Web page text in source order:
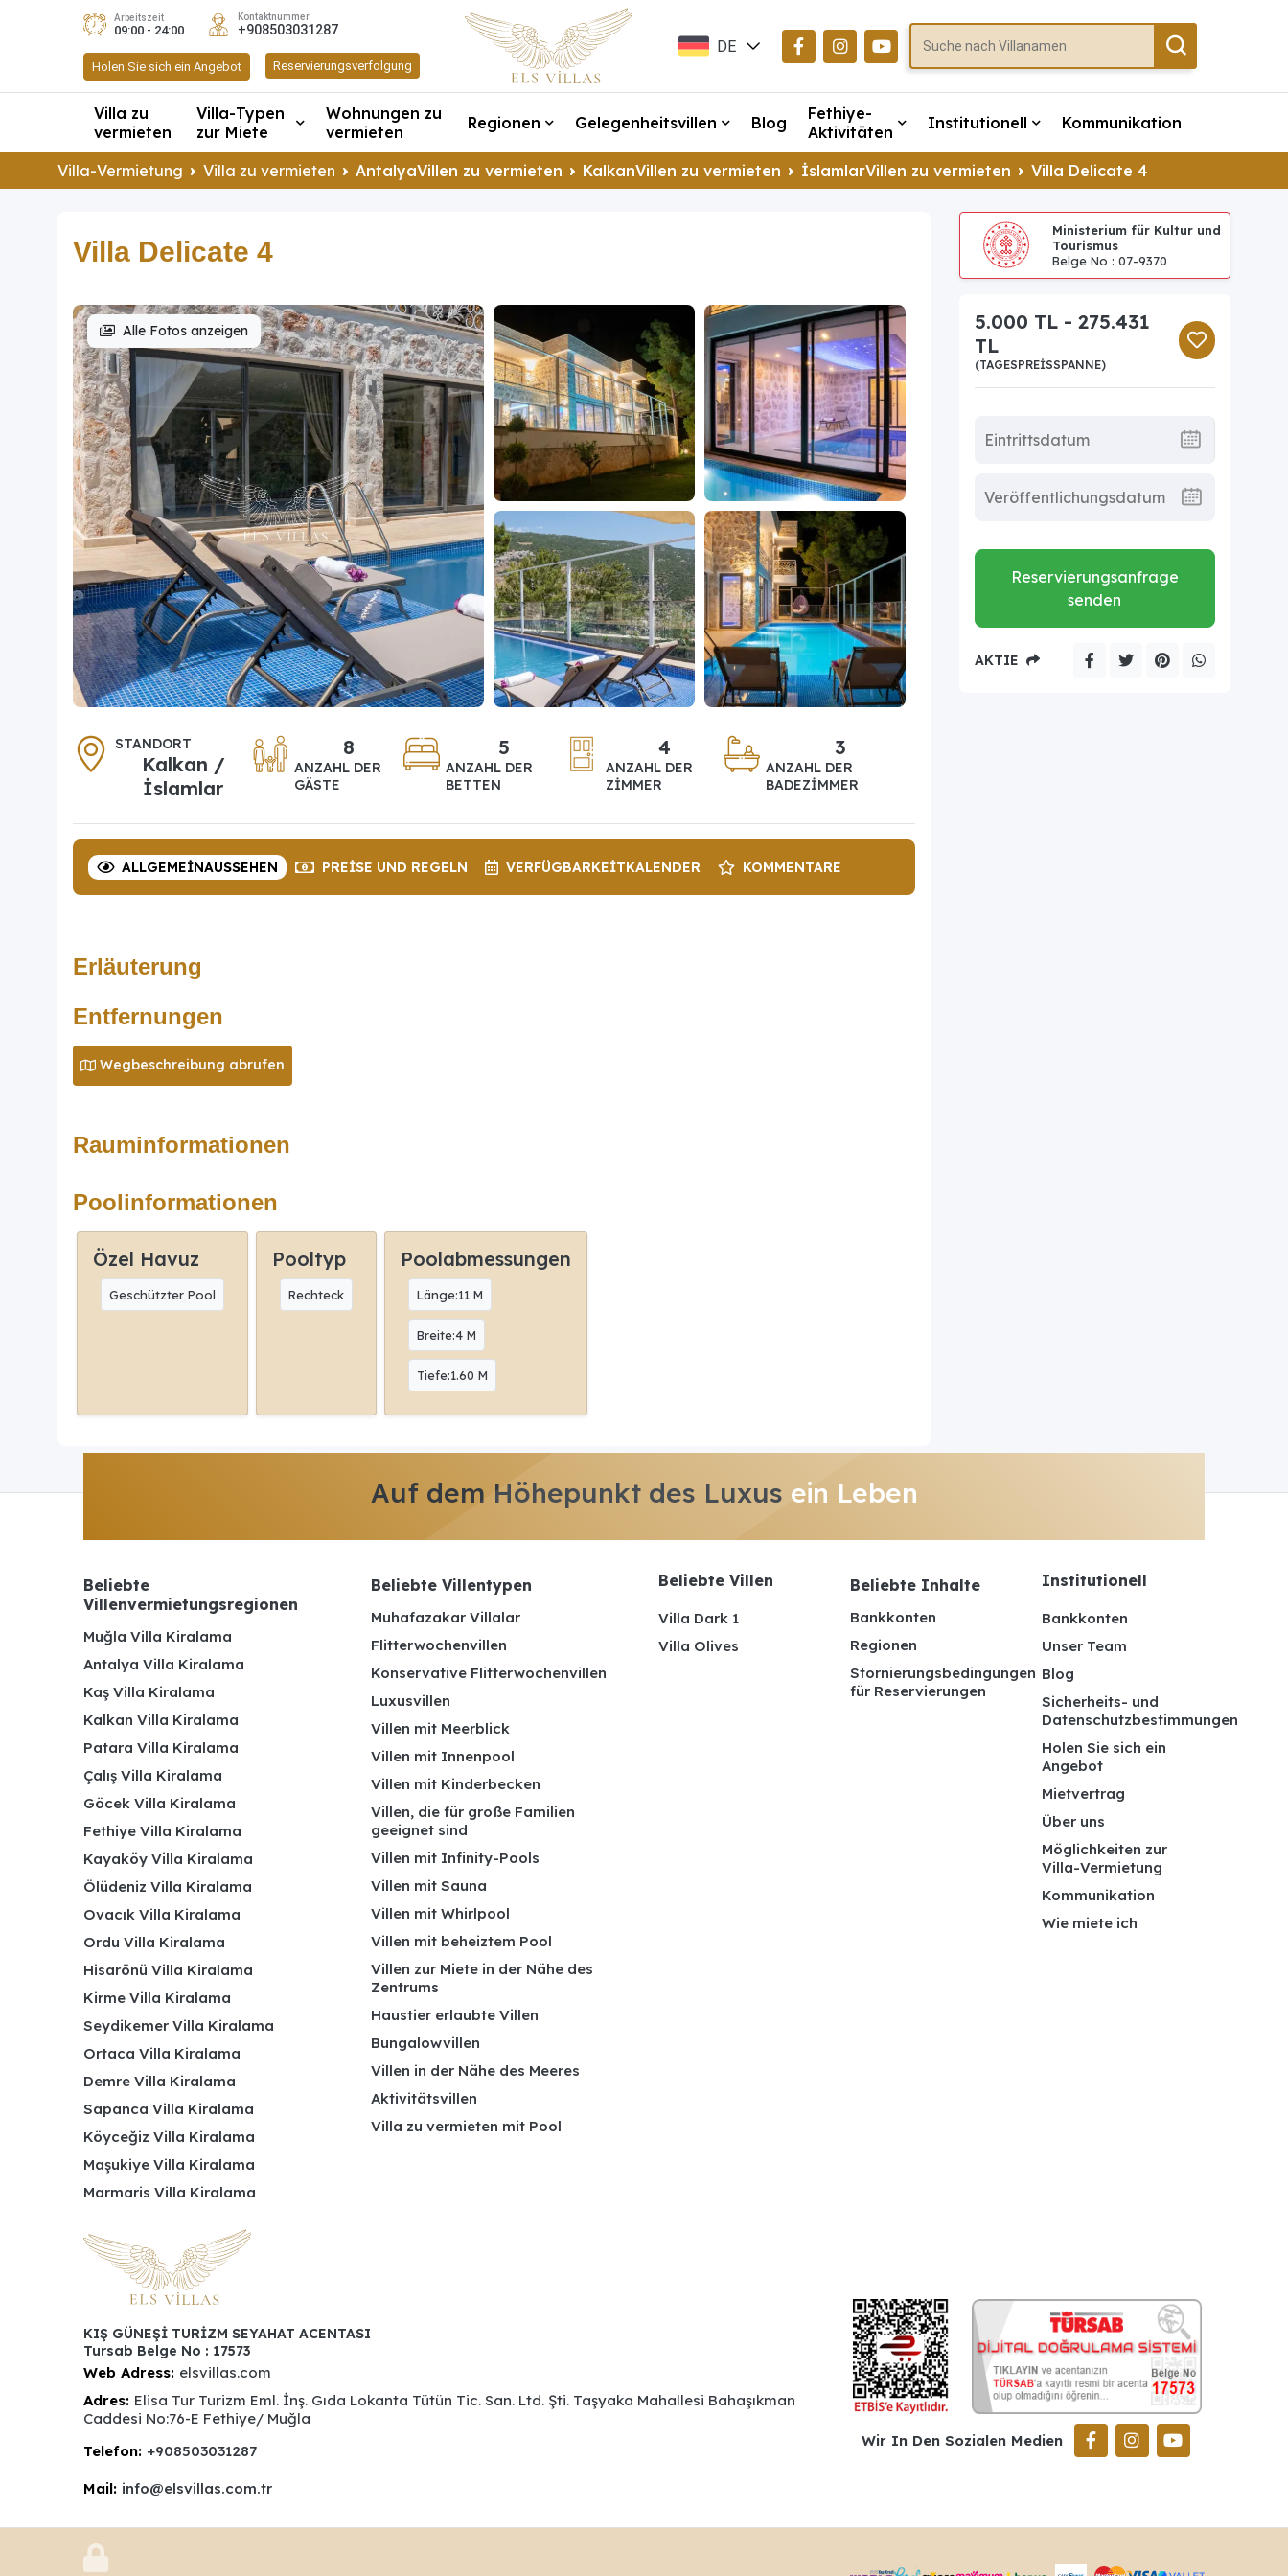
Arbeitszeit
09:00 - 24:00
Kontaktnummer
+908503031287
Holen Sie sich ein Angebot Reservierungsverfolgung
DE
TR
Villa zu
vermieten
Villa-Typen
zur Miete
Wohnungen zu
vermieten
Regionen Gelegenheitsvillen Blog
Fethiye-
Aktivitäten
Institutionell Kommunikation
Villa-Vermietung Villa zu vermieten AntalyaVillen zu vermieten KalkanVillen zu vermieten İslamlarVillen zu vermieten Villa Delicate 4
Villa Delicate 4
Alle Fotos anzeigen
STANDORT
Kalkan /
İslamlar
8
ANZAHL DER
GÄSTE
5
ANZAHL DER
BETTEN
4
ANZAHL DER
ZIMMER
3
ANZAHL DER
BADEZIMMER
ALLGEMEINAUSSEHEN PREISE UND REGELN VERFÜGBARKEITKALENDER KOMMENTARE
Erläuterung
Entfernungen
Wegbeschreibung abrufen
Rauminformationen
Poolinformationen
Özel Havuz
Geschützter Pool
Pooltyp
Rechteck
Poolabmessungen
Länge:11 M
Breite:4 M
Tiefe:1.60 M
Ministerium für Kultur und
Tourismus
Belge No : 07-9370
5.000 TL - 275.431
TL
(TAGESPREISSPANNE)
Reservierungsanfrage
senden
AKTIE
Auf dem Höhepunkt des Luxus ein Leben
Beliebte
Villenvermietungsregionen
Muğla Villa Kiralama
Antalya Villa Kiralama
Kaş Villa Kiralama
Kalkan Villa Kiralama
Patara Villa Kiralama
Çalış Villa Kiralama
Göcek Villa Kiralama
Fethiye Villa Kiralama
Kayaköy Villa Kiralama
Ölüdeniz Villa Kiralama
Ovacık Villa Kiralama
Ordu Villa Kiralama
Hisarönü Villa Kiralama
Kirme Villa Kiralama
Seydikemer Villa Kiralama
Ortaca Villa Kiralama
Demre Villa Kiralama
Sapanca Villa Kiralama
Köyceğiz Villa Kiralama
Maşukiye Villa Kiralama
Marmaris Villa Kiralama
Beliebte Villentypen
Muhafazakar Villalar
Flitterwochenvillen
Konservative Flitterwochenvillen
Luxusvillen
Villen mit Meerblick
Villen mit Innenpool
Villen mit Kinderbecken
Villen, die für große Familien
geeignet sind
Villen mit Infinity-Pools
Villen mit Sauna
Villen mit Whirlpool
Villen mit beheiztem Pool
Villen zur Miete in der Nähe des
Zentrums
Haustier erlaubte Villen
Bungalowvillen
Villen in der Nähe des Meeres
Aktivitätsvillen
Villa zu vermieten mit Pool
Beliebte Villen
Villa Dark 1
Villa Olives
Beliebte Inhalte
Bankkonten
Regionen
Stornierungsbedingungen
für Reservierungen
Institutionell
Bankkonten
Unser Team
Blog
Sicherheits- und
Datenschutzbestimmungen
Holen Sie sich ein
Angebot
Mietvertrag
Über uns
Möglichkeiten zur
Villa-Vermietung
Kommunikation
Wie miete ich
KIŞ GÜNEŞİ TURİZM SEYAHAT ACENTASI
Tursab Belge No : 17573
Web Adress: elsvillas.com
Adres: Elisa Tur Turizm Eml. İnş. Gıda Lokanta Tütün Tic. San. Ltd. Şti. Taşyaka Mahallesi Bahaşıkman
Caddesi No:76-E Fethiye/ Muğla
Telefon: +908503031287
Mail: info@elsvillas.com.tr
Wir In Den Sozialen Medien